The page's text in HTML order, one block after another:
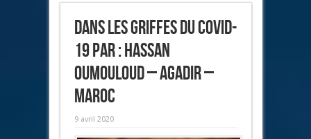
Dans les griffes du Covid-
19 par : Hassan
Oumouloud – Agadir –
Maroc
9 avril 2020